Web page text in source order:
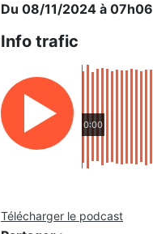
Du 08/11/2024 à 07h06
Info trafic
0:00
Télécharger le podcast